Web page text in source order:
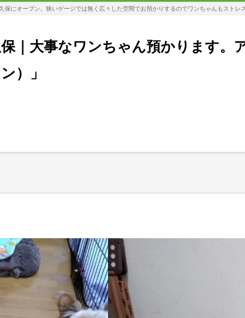
にオープン。狭いゲージでは無く広々した空間でお預かりするのでワンちゃんもストレ
｜大事なワンちゃん預かります。
）」